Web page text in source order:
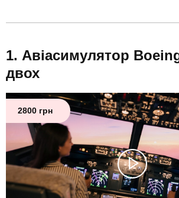
Авіасимулятор
двох
2800 грн